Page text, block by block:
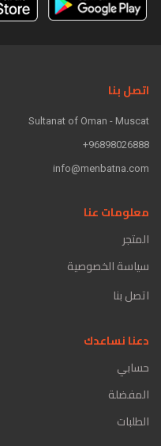
اتصل بنا
Sultanat of Oman - Muscat
96898026888+
info@menbatna.com
معلومات عنا
المتجر
سياسة الخصوصية
اتصل بنا
دعنا نساعدك
حسابي
المفضلة
الطلبات